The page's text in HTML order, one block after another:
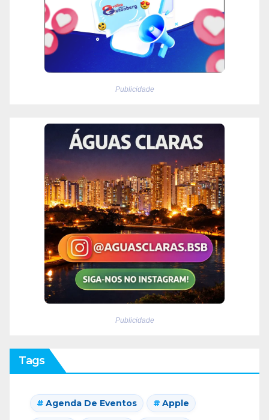
Publicidade
Publicidade
Tags
Agenda De Eventos Apple